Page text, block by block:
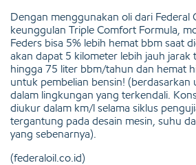
Dengan menggunakan oli dari Federal
keunggulan Triple Comfort Formula,
Feders bisa 5% lebih hemat bbm saat
akan dapat 5 kilometer lebih jauh jarak
hingga 75 liter bbm/tahun dan hemat
untuk pembelian bensin! (berdasarkan
dalam lingkungan yang terkendali.
diukur dalam km/l selama siklus
tergantung pada desain mesin, suhu
yang sebenarnya).
(federaloil.co.id)